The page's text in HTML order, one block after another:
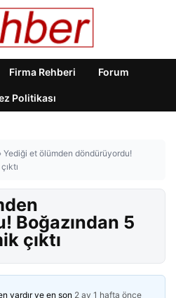
Firma Rehberi Forum
Politikası
› Yediği et ölümden döndürüyordu!
Boğazından 5
çıktı
vardır ve en son 2 ay 1 hafta önce